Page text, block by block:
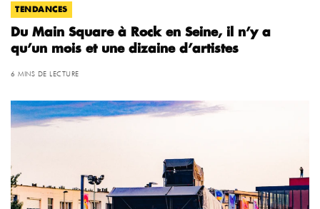
TENDANCES
Du Main Square à Rock en Seine, il n’y a
qu’un mois et une dizaine d’artistes
6 MINS DE LECTURE